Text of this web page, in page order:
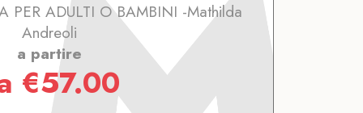
PER ADULTI O BAMBINI -Mathilda
Andreoli
a partire
€57.00